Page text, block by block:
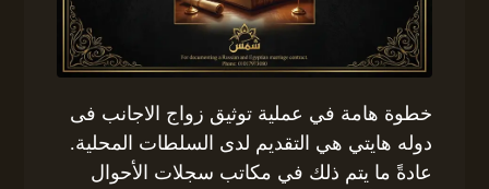
خطوة هامة في عملية توثيق زواج الاجانب فى
دوله هايتي هي التقديم لدى السلطات المحلية.
عادةً ما يتم ذلك في مكاتب سجلات الأحوال